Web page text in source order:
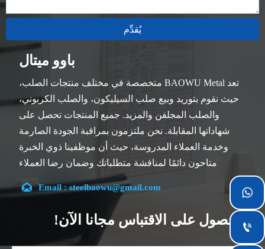
يُقدِّم
باوو ميتال
تعد BAOWU Metal متخصصة في مختلف منتجات الصلب،
حيث نقوم بتوريد وبيع صلب السيليكون، والصلب الكربوني،
والصلب المجلفن والمزيد. جميع المنتجات تحصل على
شهاداتها المقابلة. نحن ملتزمون بمراقبة الجودة الصارمة
وخدمة العملاء المدروسة، حيث أن موظفينا ذوي الخبرة
متاحون دائمًا لمناقشة متطلباتك وضمان رضا العملاء
تقع شركتنا في مدينة ووشي، بمقاطعة جيانغسو، والتي تعد
أكبر مركز لمعالجة الصلب في الصين. يتمتع فريقنا بتخصص
في الصناعة لأكثر من 14 عامًا مع خبرة غنية في مختلف
مشاريع صلب السيليكون، كما أننا على دراية بمجموعة
 Email : steelbaowu@gmail.com
الحصول على الاقتباس مجانا الآن!

